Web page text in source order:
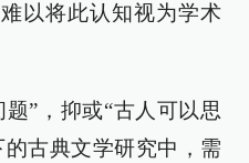
以将此认知视为学术
”，抑或“古人可以思
古典文学研究中，需